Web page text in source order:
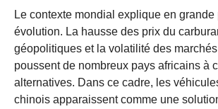
Le contexte mondial explique en grande
évolution. La hausse des prix du
géopolitiques et la volatilité des
poussent de nombreux pays africains à
alternatives. Dans ce cadre, les
chinois apparaissent comme une